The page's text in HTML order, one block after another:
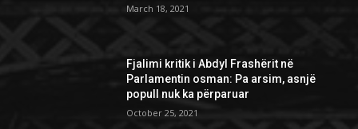
March 18, 2021
Fjalimi kritik i Abdyl Frashërit në
Parlamentin osman: Pa arsim, asnjë
popull nuk ka përparuar
October 25, 2021